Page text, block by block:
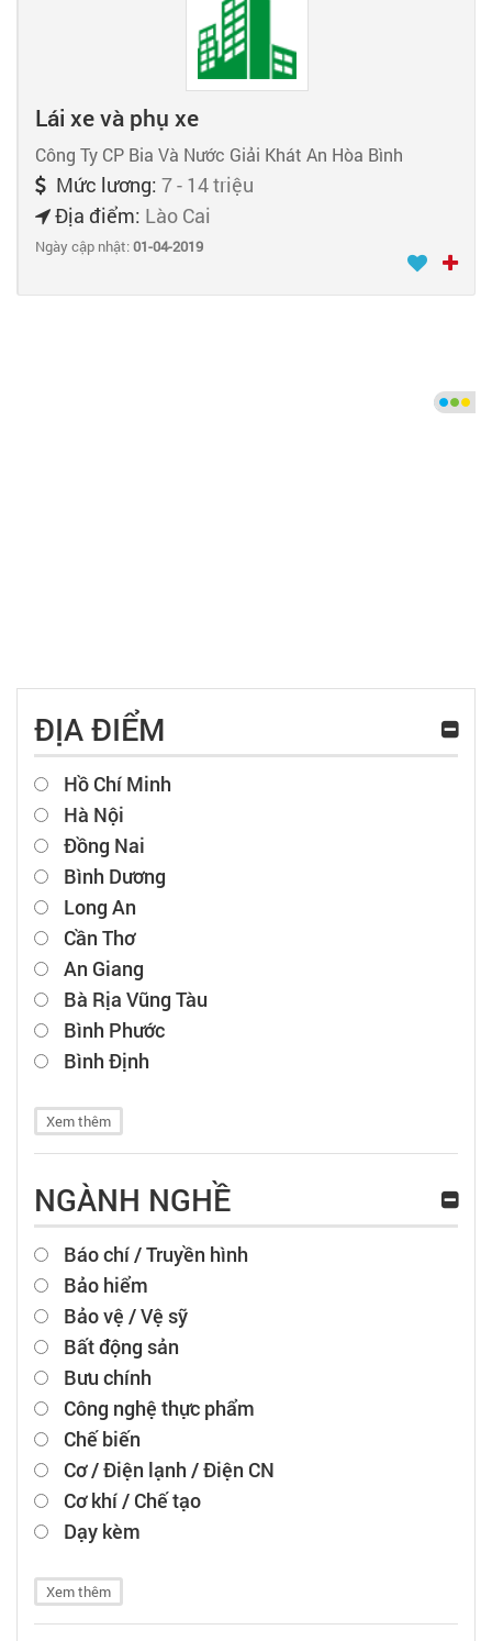
Lái xe và phụ xe
Công Ty CP Bia Và Nước Giải Khát An Hòa Bình
Mức lương: 7 - 14 triệu
Địa điểm: Lào Cai
Ngày cập nhật:01-04-2019
ĐỊA ĐIỂM
Hồ Chí Minh
Hà Nội
Đồng Nai
Bình Dương
Long An
Cần Thơ
An Giang
Bà Rịa Vũng Tàu
Bình Phước
Bình Định
Xem thêm
NGÀNH NGHỀ
Báo chí / Truyền hình
Bảo hiểm
Bảo vệ / Vệ sỹ
Bất động sản
Bưu chính
Công nghệ thực phẩm
Chế biến
Cơ / Điện lạnh / Điện CN
Cơ khí / Chế tạo
Dạy kèm
Xem thêm